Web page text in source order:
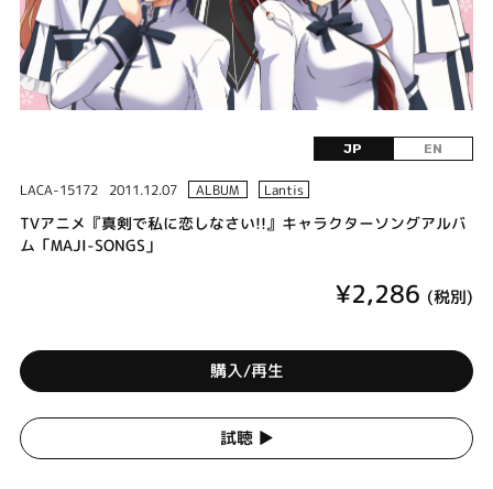
JP EN
LACA-15172 2011.12.07 ALBUM Lantis
TVアニメ『真剣で私に恋しなさい!!』キャラクターソングアルバ
ム「MAJI-SONGS」
¥2,286 (税別)
購入/再生
試聴 ▶︎